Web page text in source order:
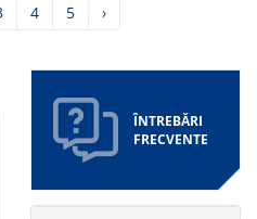
Pagina
4 Pagina
5
Pagina
următoare
›
ÎNTREBĂRI
FRECVENTE